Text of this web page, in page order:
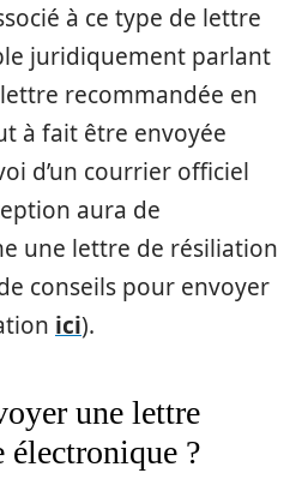
à ce type de lettre
juridiquement parlant
recommandée en
à fait être envoyée
d’un courrier officiel
aura de
une lettre de résiliation
conseils pour envoyer
ici).
une lettre
électronique ?